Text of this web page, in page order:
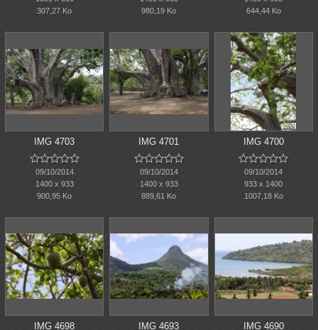
307,27 Ko
980,19 Ko
644,44 Ko
IMG 4703

09/10/2014
1400 x 933
900,95 Ko
IMG 4701

09/10/2014
1400 x 933
889,61 Ko
IMG 4700

09/10/2014
933 x 1400
1007,18 Ko
IMG 4698 IMG 4693 IMG 4690